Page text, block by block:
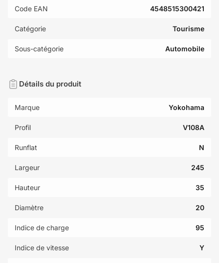
Code EAN 4548515300421
Catégorie Tourisme
Sous-catégorie Automobile
Détails du produit
Marque Yokohama
Profil V108A
Runflat N
Largeur 245
Hauteur 35
Diamètre 20
Indice de charge 95
Indice de vitesse Y